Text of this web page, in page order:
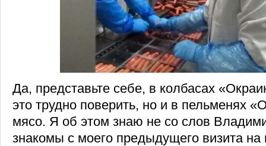
Да, представьте себе, в колбасах
это трудно поверить, но и в пельменях
мясо. Я об этом знаю не со слов
знакомы с моего предыдущего визита